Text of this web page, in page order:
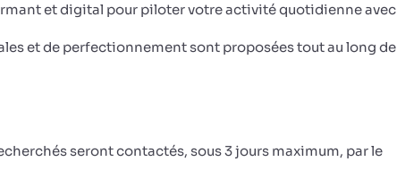
et digital pour piloter votre activité quotidienne avec
et de perfectionnement sont proposées tout au long de
seront contactés, sous 3 jours maximum, par le